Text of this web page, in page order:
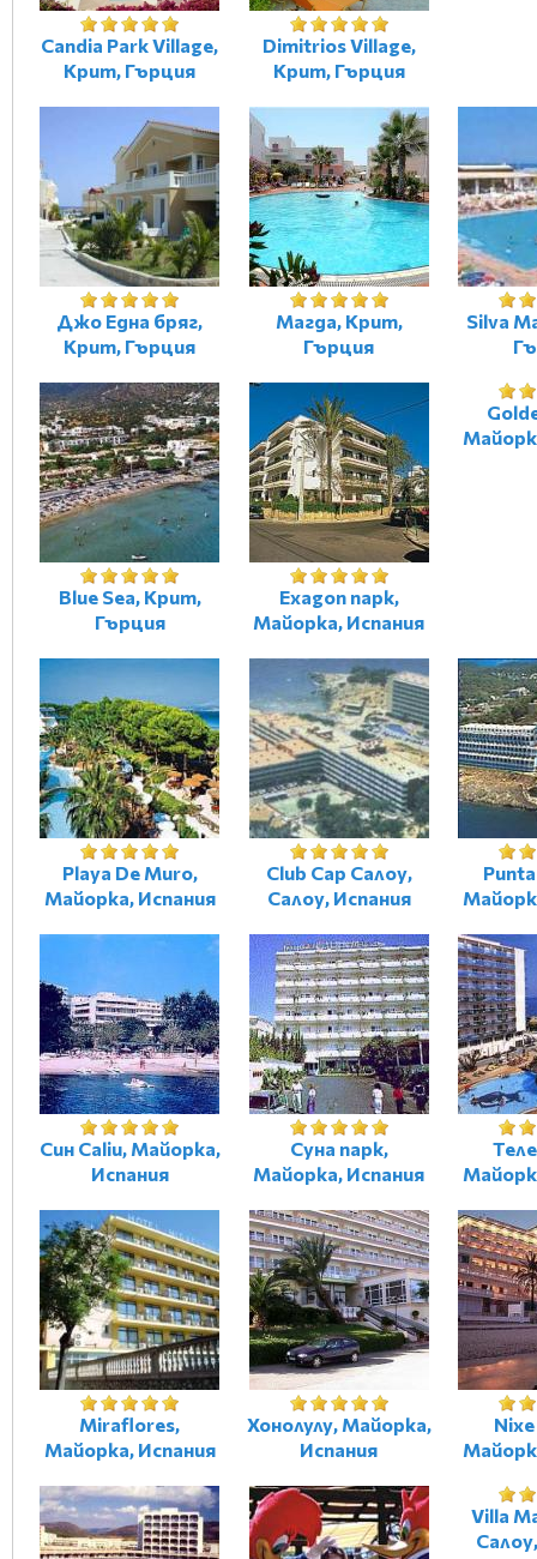
Candia Park Village,
Крит, Гърция
Dimitrios Village,
Крит, Гърция
Джо Една бряг,
Крит, Гърция
Магда, Крит,
Гърция
Silva
Blue Sea, Крит,
Гърция
Exagon парк,
Майорка, Испания
Playa De Muro,
Майорка, Испания
Club Cap Салоу,
Салоу, Испания
Син Caliu, Майорка,
Испания
Суна парк,
Майорка, Испания
Miraflores,
Майорка, Испания
Хонолулу, Майорка,
Испания
Villa